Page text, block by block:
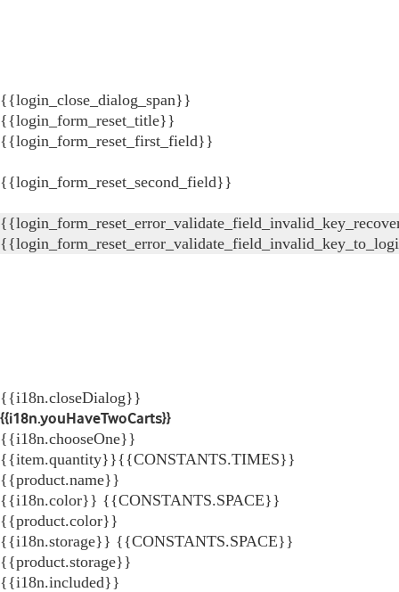
{{login_close_dialog_span}}
{{login_form_reset_title}}
{{login_form_reset_first_field}}
{{login_form_reset_second_field}}
{{i18n.closeDialog}}
{{i18n.youHaveTwoCarts}}
{{i18n.chooseOne}}
{{item.quantity}}{{CONSTANTS.TIMES}}
{{product.name}}
{{i18n.color}} {{CONSTANTS.SPACE}}
{{product.color}}
{{i18n.storage}} {{CONSTANTS.SPACE}}
{{product.storage}}
{{i18n.included}}